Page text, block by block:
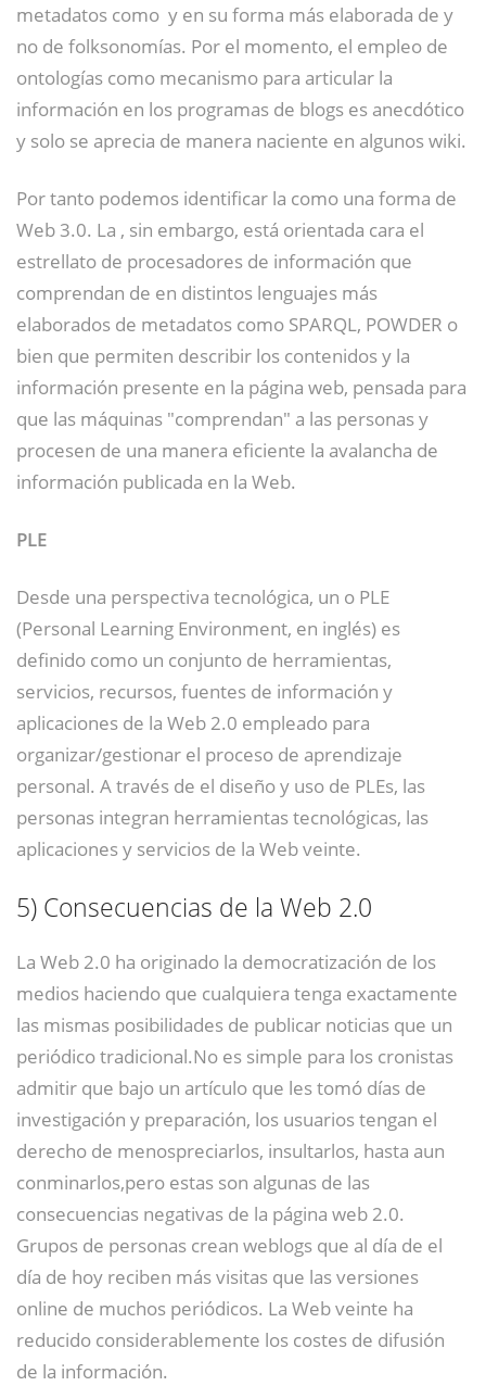
metadatos como ​ y en su forma más elaborada de y
no de folksonomías. Por el momento, el empleo de
ontologías como mecanismo para articular la
información en los programas de blogs es anecdótico
y solo se aprecia de manera naciente en algunos wiki.
Por tanto podemos identificar la como una forma de
Web 3.0. La , sin embargo, está orientada cara el
estrellato de procesadores de información que
comprendan de en distintos lenguajes más
elaborados de metadatos como SPARQL, ​ POWDER ​ o
bien que permiten describir los contenidos y la
información presente en la página web, pensada para
que las máquinas "comprendan" a las personas y
procesen de una manera eficiente la avalancha de
información publicada en la Web.
PLE
Desde una perspectiva tecnológica, un o PLE
(Personal Learning Environment, en inglés) es
definido como un conjunto de herramientas,
servicios, recursos, fuentes de información ​ y
aplicaciones de la Web 2.0 empleado para
organizar/gestionar el proceso de aprendizaje
personal. A través de el diseño y uso de PLEs, las
personas integran herramientas tecnológicas, las
aplicaciones y servicios de la Web veinte.
5) Consecuencias de la Web 2.0
La Web 2.0 ha originado la democratización de los
medios haciendo que cualquiera tenga exactamente
las mismas posibilidades de publicar noticias que un
periódico tradicional.No es simple para los cronistas
admitir que bajo un artículo que les tomó días de
investigación y preparación, los usuarios tengan el
derecho de menospreciarlos, insultarlos, hasta aun
conminarlos,pero estas son algunas de las
consecuencias negativas de la página web 2.0.
Grupos de personas crean weblogs que al día de el
día de hoy reciben más visitas que las versiones
online de muchos periódicos. La Web veinte ha
reducido considerablemente los costes de difusión
de la información.